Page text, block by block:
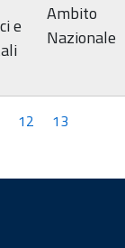
e
Ambito
Nazionale
12 13